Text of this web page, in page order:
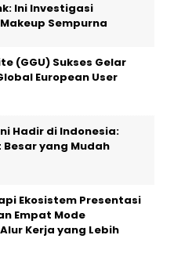
Ini Investigasi
Sempurna
(GGU) Sukses Gelar
European User
Hadir di Indonesia:
Besar yang Mudah
Ekosistem Presentasi
Empat Mode
Kerja yang Lebih